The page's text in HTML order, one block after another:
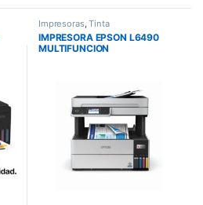
Impresoras,Tinta
IMPRESORA EPSON L6490
MULTIFUNCION